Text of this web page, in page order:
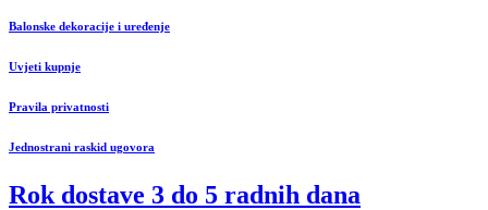
Balonske dekoracije i uređenje
Uvjeti kupnje
Pravila privatnosti
Jednostrani raskid ugovora
Rok dostave 3 do 5 radnih dana